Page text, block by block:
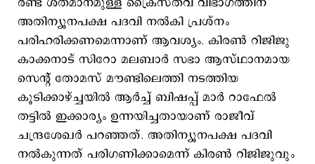
അതിന്യൂനപക്ഷ പദവി നല്‍കി പ്രശ്നം
പരിഹരിക്കണമെന്നാണ് ആവശ്യം. കിരണ്‍ റിജിജു
കാക്കനാട് സിറോ മലബാര്‍ സഭാ ആസ്ഥാനമായ
സെന്‍റ് തോമസ് മൗണ്ടിലെത്തി നടത്തിയ
കൂടിക്കാഴ്ച്ചയില്‍ ആര്‍ച്ച് ബിഷപ്പ് മാര്‍ റാഫേല്‍
തട്ടില്‍ ഇക്കാര്യം ഉന്നയിച്ചതായാണ് രാജീവ്
ചന്ദ്രശേഖര്‍ പറഞ്ഞത്. അതിന്യൂനപക്ഷ പദവി
നല്‍കുന്നത് പരിഗണിക്കാമെന്ന് കിരണ്‍ റിജിജുവും